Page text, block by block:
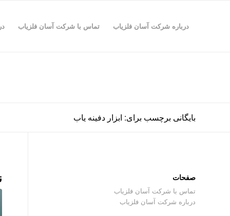
درباره شرکت آسان فلزیاب تماس با شرکت آسان فلزیاب
بایگانی برچسب برای: ابزار دفینه یاب
صفحات
تماس با شرکت آسان فلزیاب
درباره شرکت آسان فلزیاب